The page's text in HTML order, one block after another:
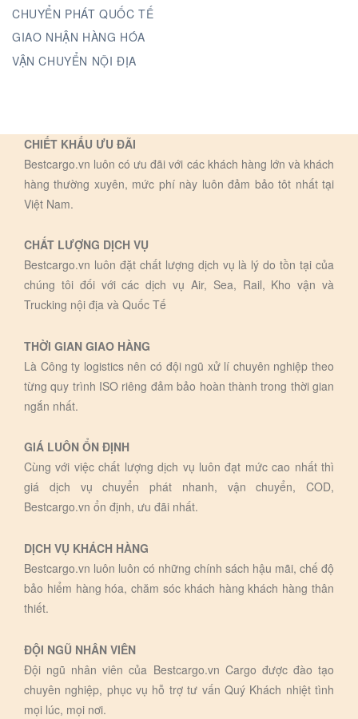
CHUYỂN PHÁT QUỐC TẾ
GIAO NHẬN HÀNG HÓA
VẬN CHUYỂN NỘI ĐỊA
CHIẾT KHẤU ƯU ĐÃI
Bestcargo.vn luôn có ưu đãi với các khách hàng lớn và khách
hàng thường xuyên, mức phí này luôn đảm bảo tôt nhất tại
Việt Nam.
CHẤT LƯỢNG DỊCH VỤ
Bestcargo.vn luôn đặt chất lượng dịch vụ là lý do tồn tại của
chúng tôi đối với các dịch vụ Air, Sea, Rail, Kho vận và
Trucking nội địa và Quốc Tế
THỜI GIAN GIAO HÀNG
Là Công ty logistics nên có đội ngũ xử lí chuyên nghiệp theo
từng quy trình ISO riêng đảm bảo hoàn thành trong thời gian
ngắn nhất.
GIÁ LUÔN ỔN ĐỊNH
Cùng với việc chất lượng dịch vụ luôn đạt mức cao nhất thì
giá dịch vụ chuyển phát nhanh, vận chuyển, COD,
Bestcargo.vn ổn định, ưu đãi nhất.
DỊCH VỤ KHÁCH HÀNG
Bestcargo.vn luôn luôn có những chính sách hậu mãi, chế độ
bảo hiểm hàng hóa, chăm sóc khách hàng khách hàng thân
thiết.
ĐỘI NGŨ NHÂN VIÊN
Đội ngũ nhân viên của Bestcargo.vn Cargo được đào tạo
chuyên nghiệp, phục vụ hỗ trợ tư vấn Quý Khách nhiệt tình
mọi lúc, mọi nơi.